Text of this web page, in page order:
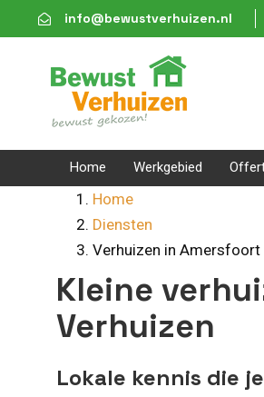
links
to
content
info@bewustverhuizen.nl
Home Werkgebied
Home
Diensten
Verhuizen in Amersfoort
Kleine
Verhuizen
Lokale kennis die